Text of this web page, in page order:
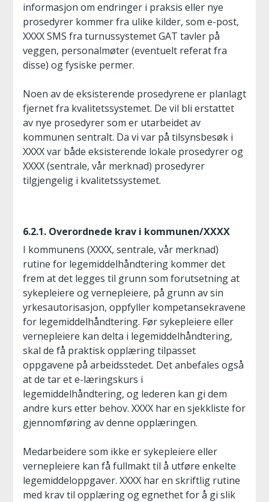
informasjon om endringer i praksis eller nye
prosedyrer kommer fra ulike kilder, som e-post,
XXXX SMS fra turnussystemet GAT tavler på
veggen, personalmøter (eventuelt referat fra
disse) og fysiske permer.
Noen av de eksisterende prosedyrene er planlagt
fjernet fra kvalitetssystemet. De vil bli erstattet
av nye prosedyrer som er utarbeidet av
kommunen sentralt. Da vi var på tilsynsbesøk i
XXXX var både eksisterende lokale prosedyrer og
XXXX (sentrale, vår merknad) prosedyrer
tilgjengelig i kvalitetssystemet.
6.2.1. Overordnede krav i kommunen/XXXX
I kommunens (XXXX, sentrale, vår merknad)
rutine for legemiddelhåndtering kommer det
frem at det legges til grunn som forutsetning at
sykepleiere og vernepleiere, på grunn av sin
yrkesautorisasjon, oppfyller kompetansekravene
for legemiddelhåndtering. Før sykepleiere eller
vernepleiere kan delta i legemiddelhåndtering,
skal de få praktisk opplæring tilpasset
oppgavene på arbeidsstedet. Det anbefales også
at de tar et e-læringskurs i
legemiddelhåndtering, og lederen kan gi dem
andre kurs etter behov. XXXX har en sjekkliste for
gjennomføring av denne opplæringen.
Medarbeidere som ikke er sykepleiere eller
vernepleiere kan få fullmakt til å utføre enkelte
legemiddeloppgaver. XXXX har en skriftlig rutine
med krav til opplæring og egnethet for å gi slik